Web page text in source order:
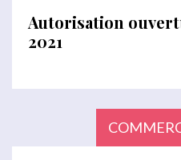
Autorisation
2021